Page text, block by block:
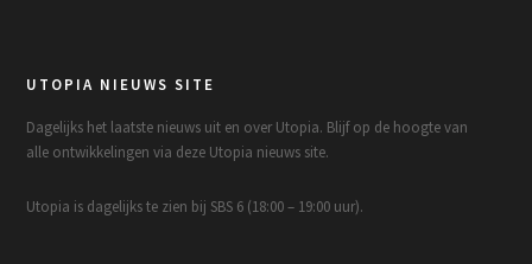
UTOPIA NIEUWS SITE
Dagelijks het laatste nieuws uit en over Utopia. Blijf op de hoogte van
alle ontwikkelingen via deze Utopia nieuws site.
Utopia is dagelijks te zien bij SBS 6 (18:00 – 19:00 uur).